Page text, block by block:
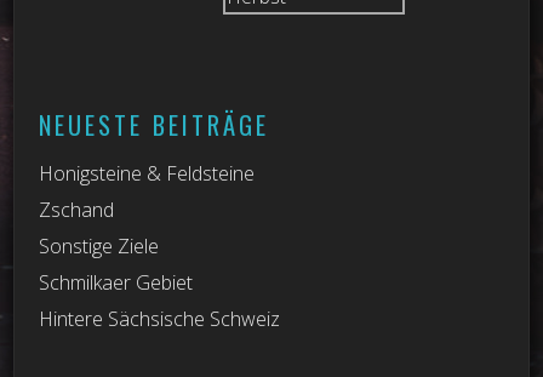
NEUESTE BEITRÄGE
Honigsteine & Feldsteine
Zschand
Sonstige Ziele
Schmilkaer Gebiet
Hintere Sächsische Schweiz